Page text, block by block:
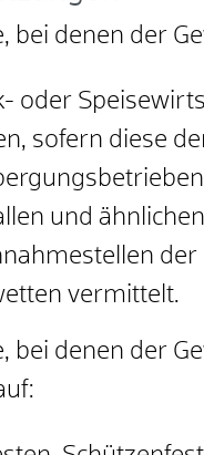
bei denen der
oder
sofern diese
und
vermittelt.
bei denen der